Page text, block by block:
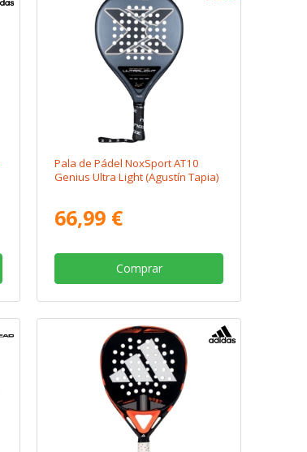
Pala de Pádel NoxSport AT10
Genius Ultra Light (Agustín Tapia)
66,99 €
Comprar